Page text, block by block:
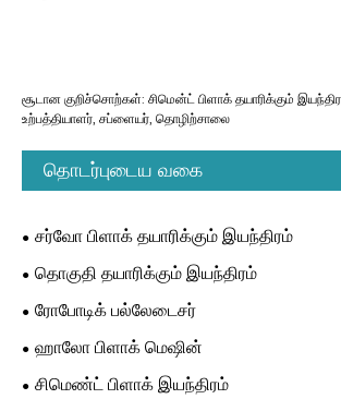
சூடான குறிச்சொற்கள்: சிமென்ட் பிளாக் தயாரிக்கும்
உற்பத்தியாளர், சப்ளையர், தொழிற்சாலை
தொடர்புடைய வகை
சர்வோ பிளாக் தயாரிக்கும் இயந்திரம்
தொகுதி தயாரிக்கும் இயந்திரம்
ரோபோடிக் பல்லேடைசர்
ஹாலோ பிளாக் மெஷின்
சிமெண்ட் பிளாக் இயந்திரம்